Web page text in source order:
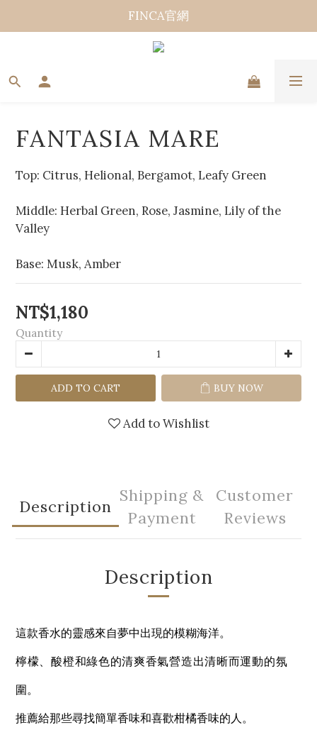
FINCA官網
FANTASIA MARE
Top: Citrus, Helional, Bergamot, Leafy Green
Middle: Herbal Green, Rose, Jasmine, Lily of the
Valley
Base: Musk, Amber
NT$1,180
Quantity
ADD TO CART BUY NOW
Add to Wishlist
Description
Shipping &
Payment
Customer
Reviews
Description
這款香水的靈感來自夢中出現的模糊海洋。
檸檬、酸橙和綠色的清爽香氣營造出清晰而運動的氛
圍。
推薦給那些尋找簡單香味和喜歡柑橘香味的人。